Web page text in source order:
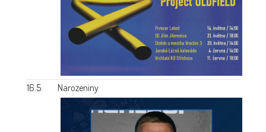
16.5. Narozeniny